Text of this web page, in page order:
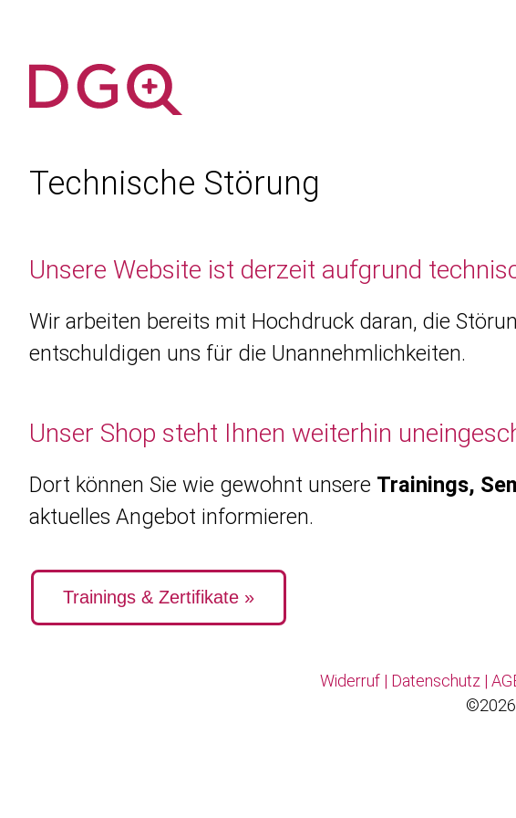
Technische Störung
Unsere Website ist derzeit aufgrund
Wir arbeiten bereits mit Hochdruck daran, die
entschuldigen uns für die Unannehmlichkeiten.
Unser Shop steht Ihnen weiterhin
Dort können Sie wie gewohnt unsere Trainings,
aktuelles Angebot informieren.
Trainings & Zertifikate »
Widerruf | Datenschutz |
©2026